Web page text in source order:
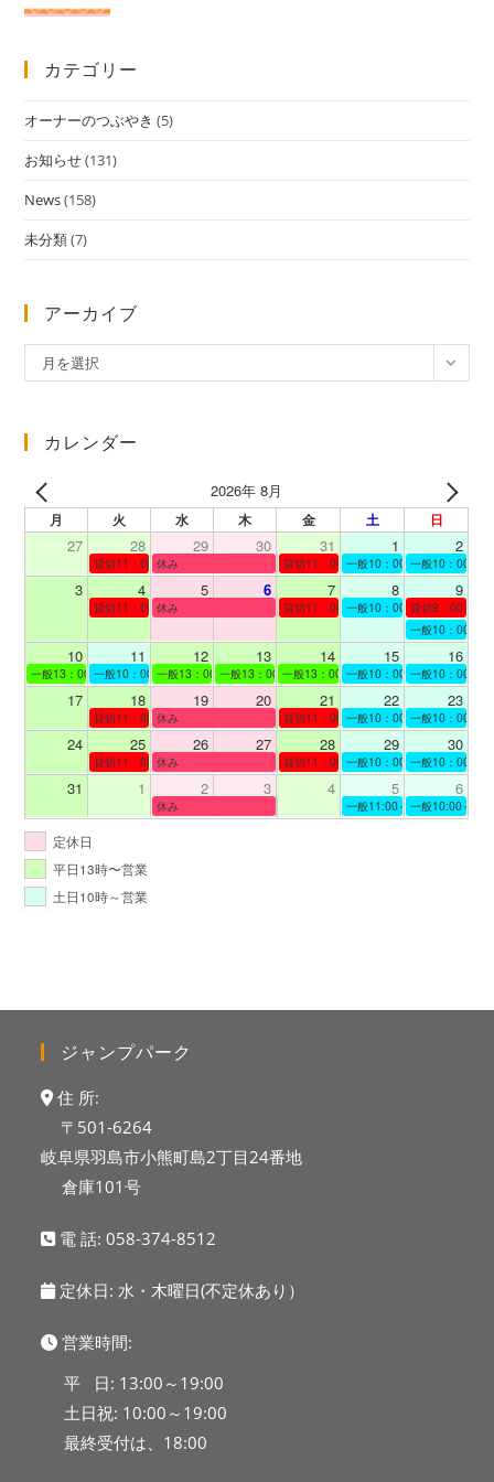
カテゴリー
オーナーのつぶやき (5)
お知らせ(131)
News(158)
未分類(7)
アーカイブ
ー
イ
月を選択
カレンダー
2026年 8月
月 火 水 木 金 土 日
27 28 29 30 31 1 2
貸切11：00～12：00
休み 貸切11：00～12：00一般10：00～19：00
一般10：00～
3 4 5 6 7 8 9
貸切11：00～12：00
休み 貸切11：00～12：00一般10：00～19：00
貸切9：00～10
一般10：00～
10 11 12 13 14 15 16
一般13：00～19：00一般10：00～19：00一般13：00～19：00一般13：00～19：00一般13：00～19：00一般10：00～19：00
一般10：00～
17 18 19 20 21 22 23
貸切11：00～12：00
休み 貸切11：00～13：00一般10：00～19：00
一般10：00～
24 25 26 27 28 29 30
貸切11：00～12：00
休み 貸切11：00～12：00一般10：00～19：00
一般10：00～
31 1 2 3 4 5 6
休み 一般11:00～19:00一般10:00～
定休日
平日13時〜営業
土日10時～営業
ジャンプパーク
住 所:
〒501-6264
岐阜県羽島市小熊町島2丁目24番地
倉庫101号
電 話:058-374-8512
定休日: 水・木曜日(不定休あり）
営業時間:
平 日: 13:00～19:00
土日祝: 10:00～19:00
最終受付は、18:00